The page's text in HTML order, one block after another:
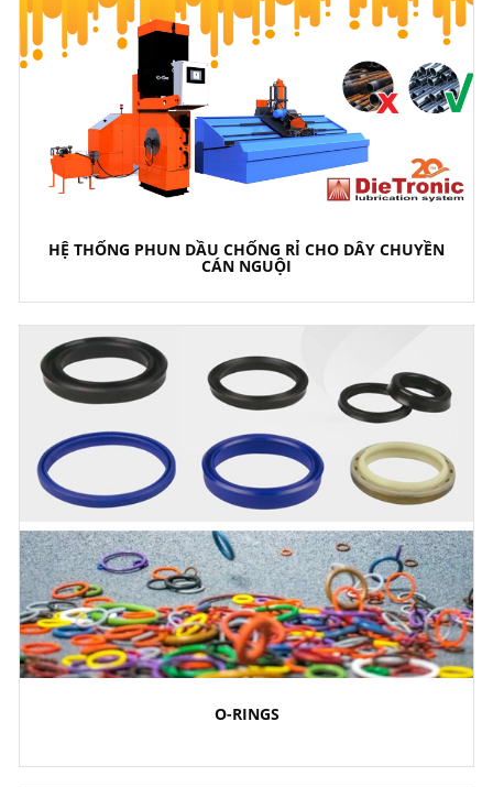
HỆ THỐNG PHUN DẦU CHỐNG RỈ CHO DÂY CHUYỀN
CÁN NGUỘI
O-RINGS